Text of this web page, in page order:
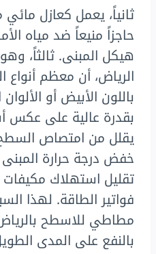
ثانياً، يعمل كعازل
حاجزاً منيعاً ضد مياه
هيكل المبنى. ثالثاً،
الرياض، أن معظم أنواع
باللون الأبيض أو
بقدرة عالية على
يقلل من امتصاص
خفض درجة حرارة المبنى
تقليل استهلاك مكيفات
فواتير الطاقة. لهذا
مطاطي للاسطح
بالنفع على المدى